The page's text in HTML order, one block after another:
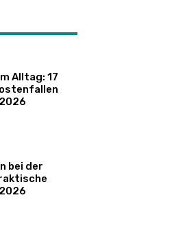
Alltag: 17
bei der